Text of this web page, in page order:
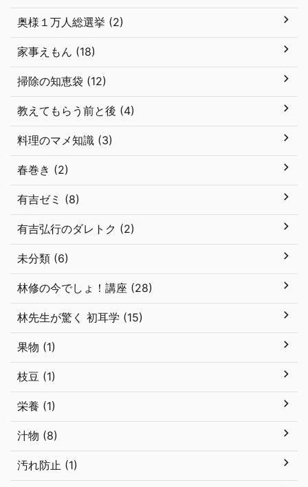
奥様１万人総選挙 (2)
家事えもん (18)
掃除の知恵袋 (12)
教えてもらう前と後 (4)
料理のマメ知識 (3)
春巻き (2)
有吉ゼミ (8)
有吉弘行のダレトク (2)
未分類 (6)
林修の今でしょ！講座 (28)
林先生が驚く 初耳学 (15)
果物 (1)
枝豆 (1)
栄養 (1)
汁物 (8)
汚れ防止 (1)